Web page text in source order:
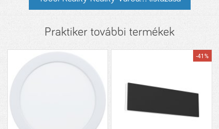
Praktiker további termékek
-41%